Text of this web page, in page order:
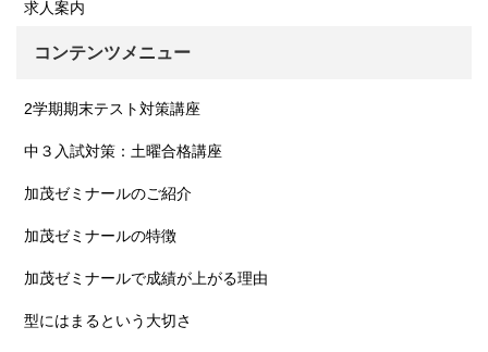
求人案内
コンテンツメニュー
2学期期末テスト対策講座
中３入試対策：土曜合格講座
加茂ゼミナールのご紹介
加茂ゼミナールの特徴
加茂ゼミナールで成績が上がる理由
型にはまるという大切さ